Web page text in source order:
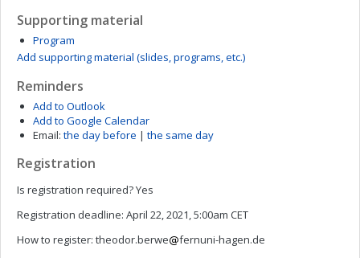
Supporting material
Program
Add supporting material (slides, programs, etc.)
Reminders
Add to Outlook
Add to Google Calendar
Email: the day before | the same day
Registration
Is registration required?Yes
Registration deadline: April 22, 2021, 5:00am CET
How to register: theodor.berwe fernuni-hagen.de